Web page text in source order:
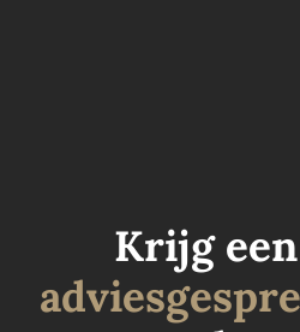
Krijg een